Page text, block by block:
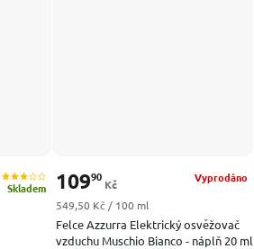
Skladem
Felce Azzurra Elektrický osvěžovač
vzduchu Muschio Bianco - náplň 20 ml
Vyprodáno
10990
Kč
Měrná cena:
549,50 Kč / 100 ml